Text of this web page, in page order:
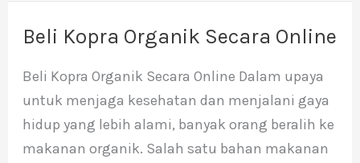
Beli Kopra Organik Secara Online
Beli Kopra Organik Secara Online Dalam upaya
untuk menjaga kesehatan dan menjalani gaya
hidup yang lebih alami, banyak orang beralih ke
makanan organik. Salah satu bahan makanan
Beli
Organik
Secara
Online